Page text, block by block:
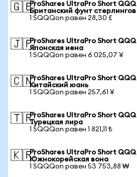
🇬🇧ProShares UltraPro Short
Британский фунт стерлингов
1 SQQQon равен 28,30 £
🇯🇵ProShares UltraPro Short
Японская иена
1 SQQQon равен 6 025,07 ¥
🇨🇳ProShares UltraPro Short
Китайский юань
1 SQQQon равен 257,61 ¥
🇹🇷ProShares UltraPro Short
Турецкая лира
1 SQQQon равен 1 821,11 ₺
🇰🇷ProShares UltraPro Short
Южнокорейская вона
1 SQQQon равен 53 753,88 ₩